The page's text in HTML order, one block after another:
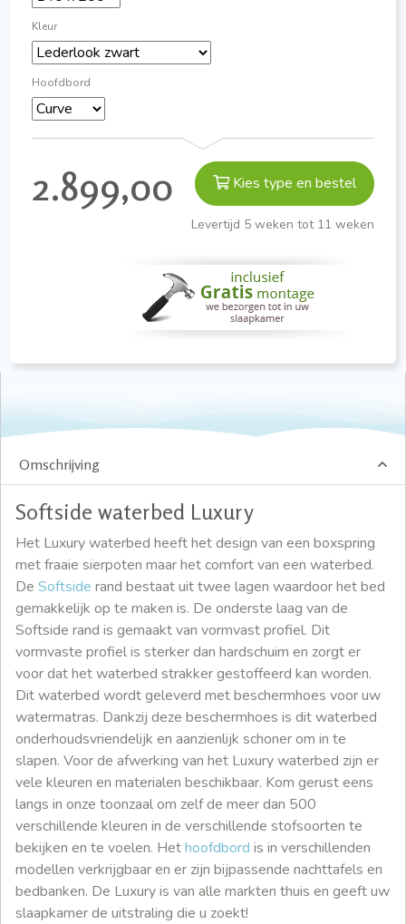
Kleur
Hoofdbord
2.899,00 Kies type en bestel
Levertijd 5 weken tot 11 weken
Omschrijving
Softside waterbed Luxury
Het Luxury waterbed heeft het design van een boxspring
met fraaie sierpoten maar het comfort van een waterbed.
De Softside rand bestaat uit twee lagen waardoor het bed
gemakkelijk op te maken is. De onderste laag van de
Softside rand is gemaakt van vormvast profiel. Dit
vormvaste profiel is sterker dan hardschuim en zorgt er
voor dat het waterbed strakker gestoffeerd kan worden.
Dit waterbed wordt geleverd met beschermhoes voor uw
watermatras. Dankzij deze beschermhoes is dit waterbed
onderhoudsvriendelijk en aanzienlijk schoner om in te
slapen. Voor de afwerking van het Luxury waterbed zijn er
vele kleuren en materialen beschikbaar. Kom gerust eens
langs in onze toonzaal om zelf de meer dan 500
verschillende kleuren in de verschillende stofsoorten te
bekijken en te voelen. Hethoofdbord is in verschillenden
modellen verkrijgbaar en er zijn bijpassende nachttafels en
bedbanken. De Luxury is van alle markten thuis en geeft uw
slaapkamer de uitstraling die u zoekt!